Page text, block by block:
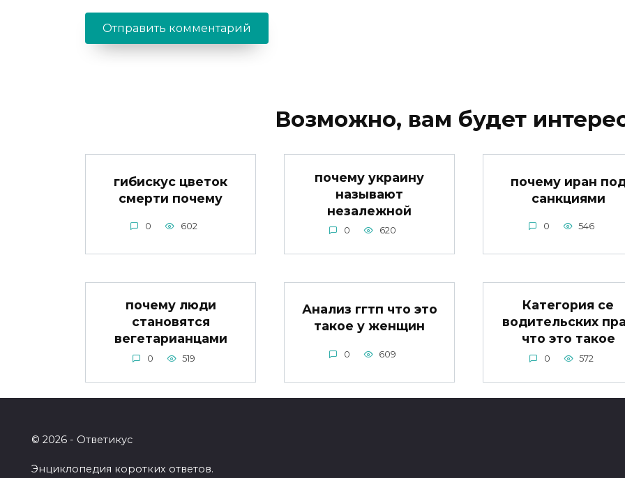
Возможно, вам будет
гибискус цветок
смерти почему
0 602
почему украину
называют
незалежной
0 620
почему иран
санкциями
0 546
почему люди
становятся
вегетарианцами
0 519
Анализ ггтп что это
такое у женщин
0 609
Категория се
водительских
что это такое
0 572
© 2026 - Ответикус
Энциклопедия коротких ответов.